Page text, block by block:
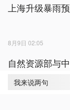
我来说两句
上海升级暴雨
8月9日 02:05
自然资源部与